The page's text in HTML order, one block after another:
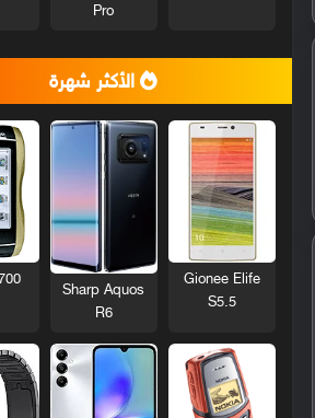
Pro
الأكثر شهرة
Gionee Elife
S5.5
Sharp Aquos
R6